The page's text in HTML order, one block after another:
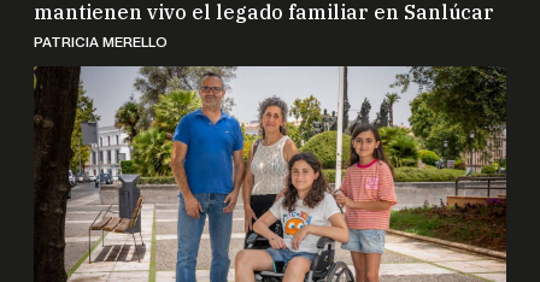
mantienen vivo el legado familiar en Sanlúcar
PATRICIA MERELLO